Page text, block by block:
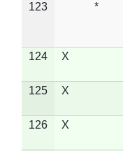
123 *
124 X
125 X
126 X